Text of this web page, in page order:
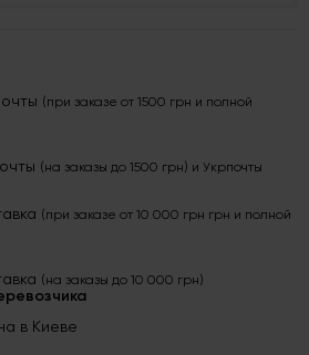
(при заказе от 1500 грн и полной
(на заказы до 1500 грн) и Укрпочты
(при заказе от 10 000 грн грн и полной
(на заказы до 10 000 грн)
в Киеве